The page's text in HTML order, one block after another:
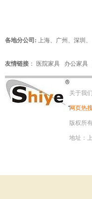
各地分公司: 上海、 广州 、 深圳 、
友情链接 ： 医院家具 办公家具
关于我们
网页热
版权所
地址：